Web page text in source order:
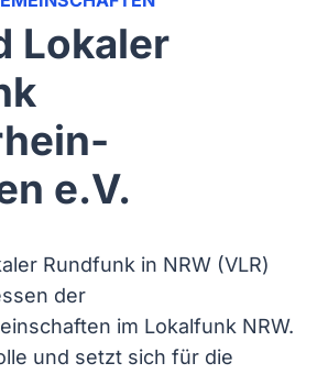
Lokaler
e.V.
Rundfunk in NRW (VLR)
der
im Lokalfunk NRW.
und setzt sich für die